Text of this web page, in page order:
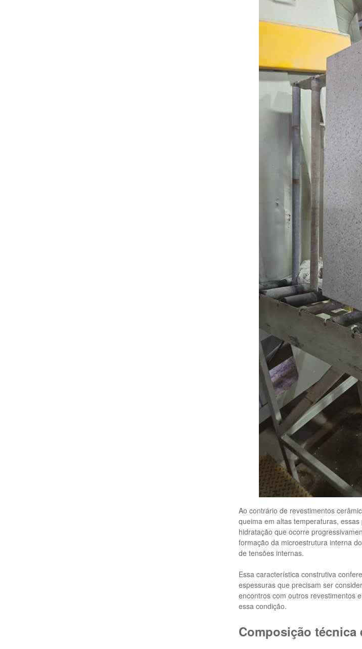
Ao contrário de revestimentos
queima em altas temperaturas,
hidratação que ocorre
formação da microestrutura interna
de tensões internas.
Essa característica construtiva
espessuras que precisam ser
encontros com outros revestimentos
essa condição.
Composição